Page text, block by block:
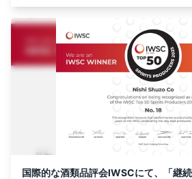
国際的な酒類品評会IWSCにて、「継